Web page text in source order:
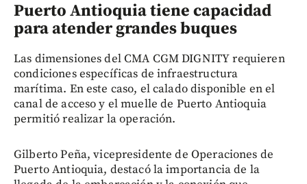
Puerto Antioquia tiene capacidad
para atender grandes buques
Las dimensiones del CMA CGM DIGNITY requieren
condiciones específicas de infraestructura
marítima. En este caso, el calado disponible en el
canal de acceso y el muelle de Puerto Antioquia
permitió realizar la operación.
Gilberto Peña, vicepresidente de Operaciones de
Puerto Antioquia, destacó la importancia de la